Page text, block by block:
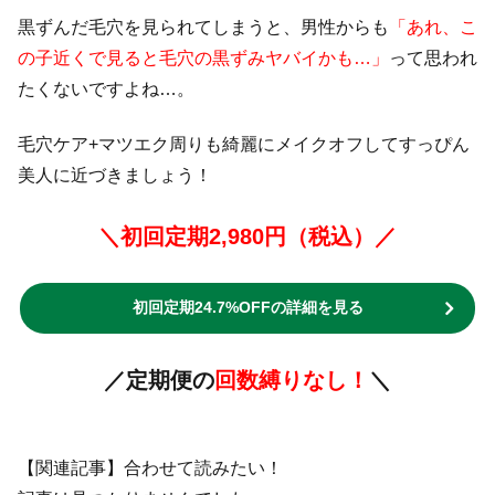
黒ずんだ毛穴を見られてしまうと、男性からも
「あれ、こ
の子近くで見ると毛穴の黒ずみヤバイかも…」
って思われ
たくないですよね…。
毛穴ケア+マツエク周りも綺麗にメイクオフしてすっぴん
美人に近づきましょう！
＼初回定期2,980円（税込）／
初回定期24.7%OFFの詳細を見る
／定期便の回数縛りなし！ ＼
【関連記事】合わせて読みたい！